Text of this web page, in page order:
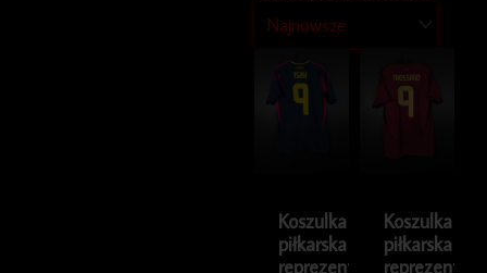
Koszulka
piłkarska
reprezentacji
Koszulka
piłkarska
reprezentacji